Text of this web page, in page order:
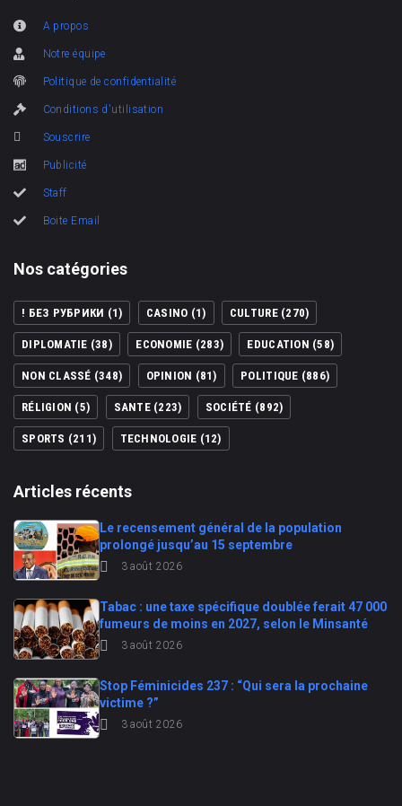
A propos
Notre équipe
Politique de confidentialité
Conditions d'utilisation
Souscrire
Publicité
Staff
Boite Email
Nos catégories
! БЕЗ РУБРИКИ (1) CASINO (1) CULTURE(270)
DIPLOMATIE (38) ECONOMIE (283) EDUCATION (58)
NON CLASSÉ (348) OPINION (81) POLITIQUE (886)
RÉLIGION (5) SANTE(223) SOCIÉTÉ (892)
SPORTS (211) TECHNOLOGIE (12)
Articles récents
Le recensement général de la population
prolongé jusqu’au 15 septembre
3 août 2026
Tabac : une taxe spécifique doublée ferait 47 000
fumeurs de moins en 2027, selon le Minsanté
3 août 2026
Stop Féminicides 237 : “Qui sera la prochaine
victime ?”
3 août 2026